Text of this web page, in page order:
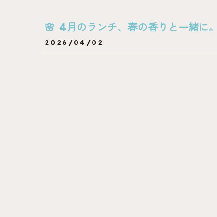
🌸 4月のランチ、春の香りと一緒に
2026/04/02